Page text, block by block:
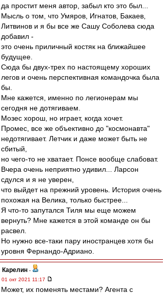
да простит меня автор, забыл кто это был...
Мысль о том, что Умяров, Игнатов, Бакаев,
Литвинов и я бы все же Сашу Соболева сюда
добавил -
это очень приличный костяк на ближайшее
будущее.
Сюда бы двух-трех по настоящему хороших
легов и очень перспективная командочка была
бы.
Мне кажется, именно по легионерам мы
сегодня не дотягиваем.
Мозес хорош, но играет, когда хочет.
Промес, все же объективно до "космонавта"
недотягивает. Летчик и даже может быть не
сбитый,
но чего-то не хватает. Понсе вообще слабоват.
Вчера очень неприятно удивил... Ларсон
сдулся и я не уверен,
что выйдет на прежний уровень. История очень
похожая на Велика, только быстрее...
Я что-то запутался Тиля мы еще можем
вернуть? Мне кажется в этой команде он бы
расвел.
Но нужно все-таки пару иностранцев хотя бы
уровня Фернандо-Адриано.
Карелин -
01 окт 2021 11:17
Может, их поменять местами? Агента с